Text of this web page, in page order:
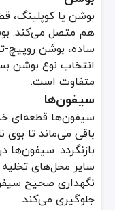
بوشن یا کوپلینگ،
هم متصل می‌کند.
ساده، بوشن روپیچ-
انتخاب نوع بوشن
متفاوت است.
سیفون‌ها
سیفون‌ها قطعه‌ای
باقی می‌ماند تا
بازنگردد. سیفون‌ها
سایر محل‌های
نگهداری صحیح
جلوگیری می‌کند.